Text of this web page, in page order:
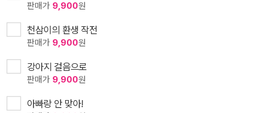
판매가 9,900원
천삼이의 환생 작전
판매가 9,900원
강아지 걸음으로
판매가 9,900원
아빠랑 안 맞아!